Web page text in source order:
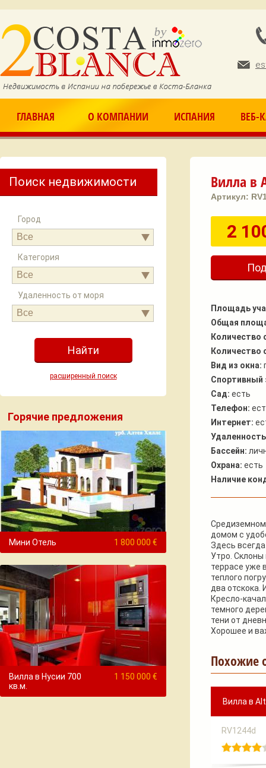
ГЛАВНАЯ О КОМПАНИИ ИСПАНИЯ ВЕБ-
Вилла в
Артикул:
2
Площадь
Общая
Количество
Количество
Вид из окна:
Спортивный
Сад: есть
Телефон:
Интернет:
Бассейн:
Охрана: есть
Наличие
домом с
Здесь
Утро. Склоны
террасе уже
теплого
два отскока.
Кресло-
темного
тени от
Хорошее и
Похожие
Вилла в
RV1244d
Поиск недвижимости
Город
Все
Категория
Все
Удаленность от моря
Все
расширенный поиск
Горячие предложения
Мини Отель 1 800 000 €
Вилла в Нусии 700
кв.м.
1 150 000 €